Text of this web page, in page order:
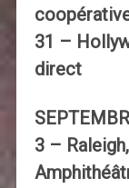
31 –
direct
3 –